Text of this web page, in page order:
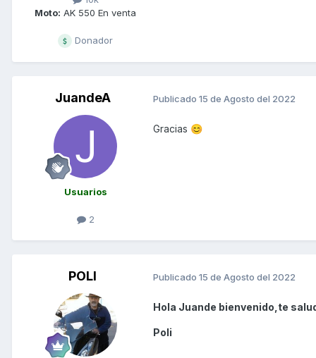
Moto: AK 550 En venta
Donador
JuandeA
Usuarios
2
Publicado 15 de Agosto del 2022
Gracias 😊
POLI Publicado 15 de Agosto del 2022
Hola Juande bienvenido,te
Poli